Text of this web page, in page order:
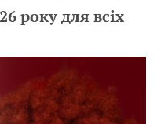
року для всіх